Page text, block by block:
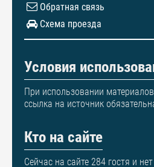
Обратная связь
Схема проезда
Условия
При использовании
ссылка на источник
Кто на сайте
Сейчас на сайте 284 гостя и